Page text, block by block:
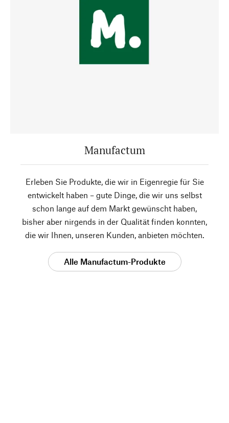
Manufactum
Erleben Sie Produkte, die wir in Eigenregie für Sie
entwickelt haben – gute Dinge, die wir uns selbst
schon lange auf dem Markt gewünscht haben,
bisher aber nirgends in der Qualität finden konnten,
die wir Ihnen, unseren Kunden, anbieten möchten.
Alle Manufactum-Produkte